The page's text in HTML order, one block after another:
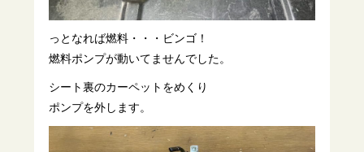
っとなれば燃料・・・ビンゴ！
燃料ポンプが動いてませんでした。
シート裏のカーペットをめくり
ポンプを外します。